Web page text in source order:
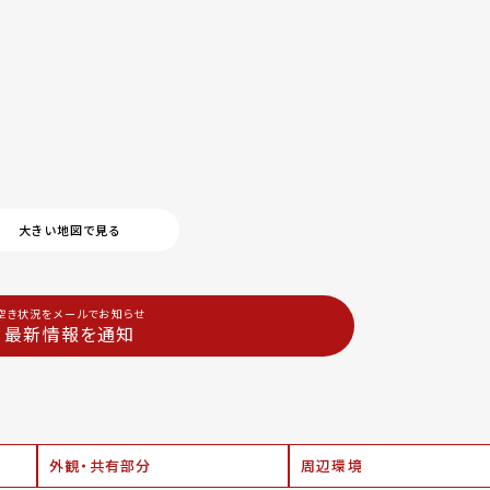
大きい地図で見る
き状況をメールでお知らせ
最新情報を通知
外観・共有部分 周辺環境